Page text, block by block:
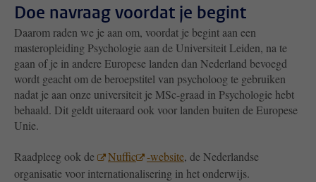
Doe navraag voordat je begint
Daarom raden we je aan om, voordat je begint aan een
masteropleiding Psychologie aan de Universiteit Leiden, na te
gaan of je in andere Europese landen dan Nederland bevoegd
wordt geacht om de beroepstitel van psycholoog te gebruiken
nadat je aan onze universiteit je MSc-graad in Psychologie hebt
behaald. Dit geldt uiteraard ook voor landen buiten de Europese
Unie.
Raadpleeg ook de Nuffic -website, de Nederlandse
organisatie voor internationalisering in het onderwijs.